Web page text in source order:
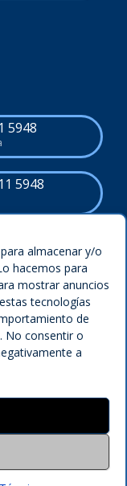
almacenar y/o
hacemos para
mostrar anuncios
tecnologías
de
No consentir o
a
5948
5948